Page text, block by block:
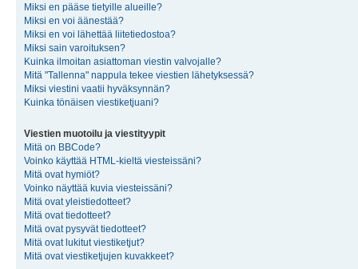
Miksi en pääse tietyille alueille?
Miksi en voi äänestää?
Miksi en voi lähettää liitetiedostoa?
Miksi sain varoituksen?
Kuinka ilmoitan asiattoman viestin valvojalle?
Mitä "Tallenna" nappula tekee viestien lähetyksessä?
Miksi viestini vaatii hyväksynnän?
Kuinka tönäisen viestiketjuani?
Viestien muotoilu ja viestityypit
Mitä on BBCode?
Voinko käyttää HTML-kieltä viesteissäni?
Mitä ovat hymiöt?
Voinko näyttää kuvia viesteissäni?
Mitä ovat yleistiedotteet?
Mitä ovat tiedotteet?
Mitä ovat pysyvät tiedotteet?
Mitä ovat lukitut viestiketjut?
Mitä ovat viestiketjujen kuvakkeet?